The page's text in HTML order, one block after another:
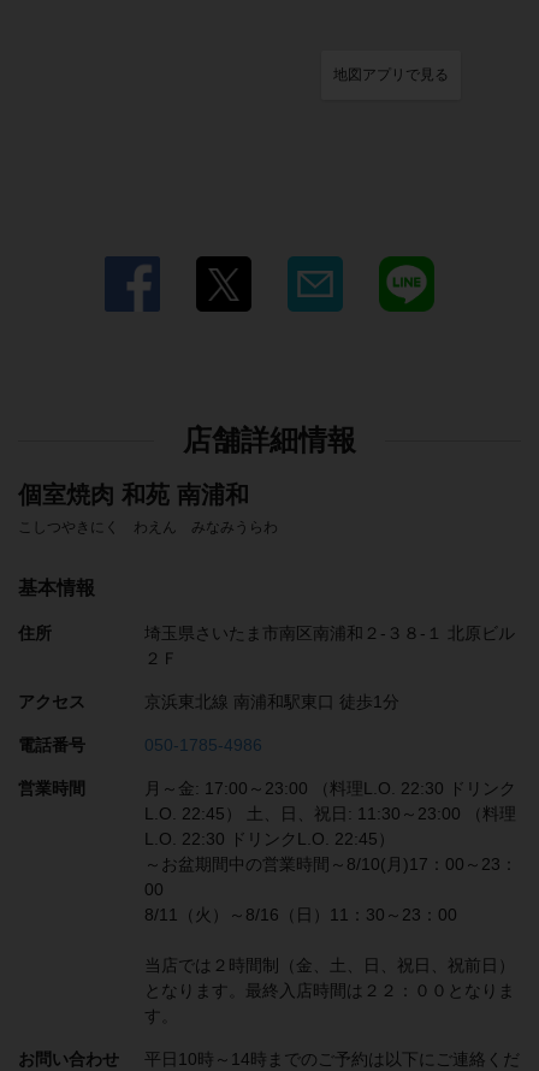
地図アプリで見る
店舗詳細情報
個室焼肉 和苑 南浦和
こしつやきにく わえん みなみうらわ
基本情報
住所
埼玉県さいたま市南区南浦和２-３８-１ 北原ビル
２Ｆ
アクセス 京浜東北線 南浦和駅東口 徒歩1分
電話番号 050-1785-4986
営業時間
月～金: 17:00～23:00 （料理L.O. 22:30 ドリンク
L.O. 22:45） 土、日、祝日: 11:30～23:00 （料理
L.O. 22:30 ドリンクL.O. 22:45）
～お盆期間中の営業時間～8/10(月)17：00～23：
00
8/11（火）～8/16（日）11：30～23：00
当店では２時間制（金、土、日、祝日、祝前日）
となります。最終入店時間は２２：００となりま
す。
お問い合わせ
平日10時～14時までのご予約は以下にご連絡くだ